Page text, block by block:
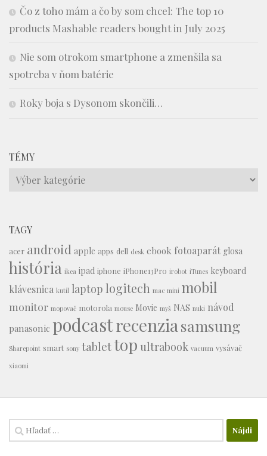
Čo z toho mám a čo by som chcel: The top 10
products Mashable readers bought in July 2025
Nie som otrokom smartphone a zmenšila sa
spotreba v ňom batérie
Roky boja s Dysonom skončili…
TÉMY
Témy
TAGY
acer android apple apps dell desk ebook fotoaparát glosa
história ikea ipad iphone iPhone13Pro irobot iTunes keyboard
klávesnica kutil laptop logitech mac mini mobil
monitor mopovač motorola mouse Movie myš NAS nuki návod
panasonic podcastrecenziasamsung
Sharepoint smart sony tablettop ultrabook vacuum vysávač
xiaomi
Hľadať: